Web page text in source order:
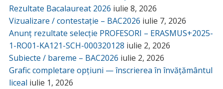
Rezultate Bacalaureat 2026 iulie 8, 2026
Vizualizare / contestație – BAC2026 iulie 7, 2026
Anunț rezultate selecție PROFESORI – ERASMUS+2025-
1-RO01-KA121-SCH-000320128 iulie 2, 2026
Subiecte / bareme – BAC2026 iulie 2, 2026
Grafic completare opțiuni — înscrierea în învățământul
liceal iulie 1, 2026